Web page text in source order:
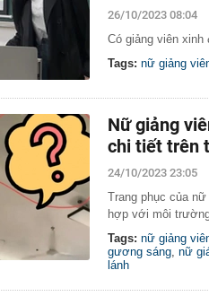
26/10/2023 08:04
Có giảng viên xinh
Tags: nữ giảng
Nữ giảng
chi tiết trên
24/10/2023 23:05
Trang phục của
hợp với môi
Tags: nữ giảng
gương sáng, nữ
lánh